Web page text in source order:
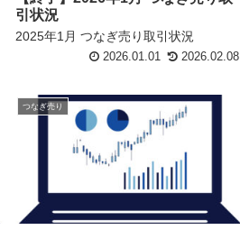
引状況
2025年1月 つなぎ売り取引状況
2026.01.01 2026.02.08
つなぎ売り